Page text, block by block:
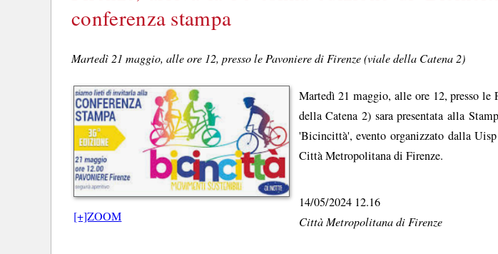
conferenza stampa
Martedì 21 maggio, alle ore 12, presso le Pavoniere di Firenze (viale della Catena 2)
[+]ZOOM
Martedì 21 maggio, alle ore 12, presso le
della Catena 2) sara presentata alla
'Bicincittà', evento organizzato dalla
Città Metropolitana di Firenze.
14/05/2024 12.16
Città Metropolitana di Firenze